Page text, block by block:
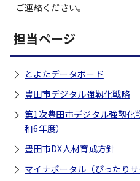
ご連絡ください。
担当ページ
とよたデータボード
豊田市デジタル強靱化戦略
第1次豊田市デジタル強靱化
和6年度）
豊田市DX人材育成方針
マイナポータル（ぴったりサ